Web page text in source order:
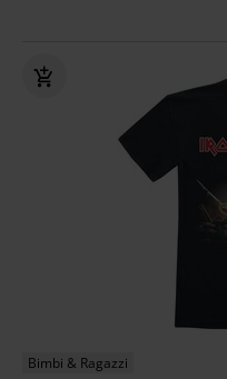
Bimbi & Ragazzi